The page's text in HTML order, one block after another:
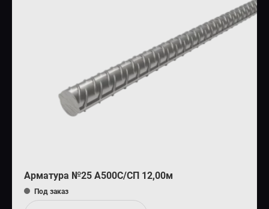
Арматура №25 А500С/СП 12,00м
Под заказ